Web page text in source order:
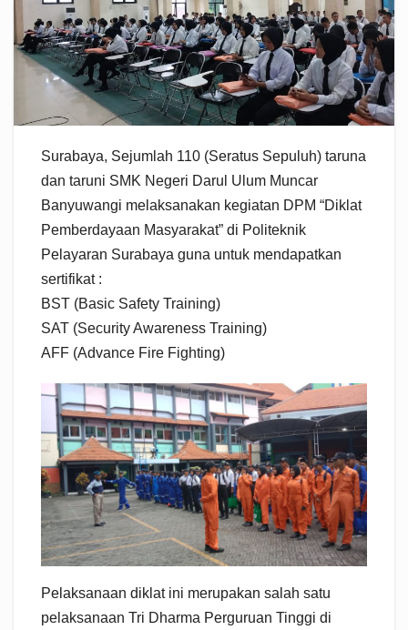
Surabaya, Sejumlah 110 (Seratus Sepuluh) taruna
dan taruni SMK Negeri Darul Ulum Muncar
Banyuwangi melaksanakan kegiatan DPM “Diklat
Pemberdayaan Masyarakat” di Politeknik
Pelayaran Surabaya guna untuk mendapatkan
sertifikat :
BST (Basic Safety Training)
SAT (Security Awareness Training)
AFF (Advance Fire Fighting)
Pelaksanaan diklat ini merupakan salah satu
pelaksanaan Tri Dharma Perguruan Tinggi di